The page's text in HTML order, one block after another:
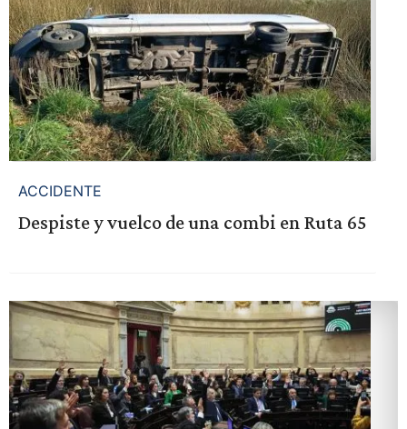
ACCIDENTE
Despiste y vuelco de una combi en Ruta 65